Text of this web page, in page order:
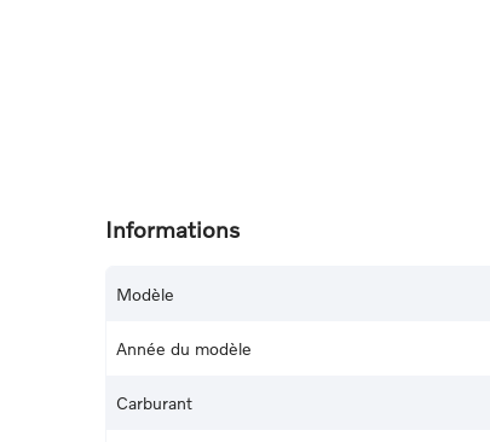
Informations
Modèle
Année du modèle
Carburant